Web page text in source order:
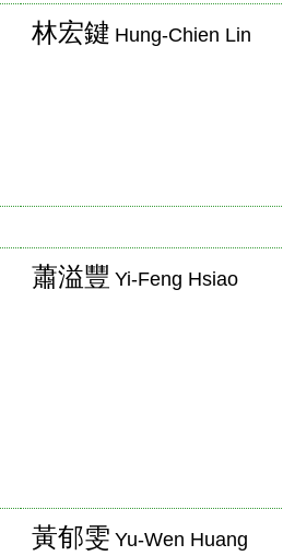
林宏鍵 Hung-Chien Lin
蕭溢豐 Yi-Feng Hsiao
黃郁雯 Yu-Wen Huang